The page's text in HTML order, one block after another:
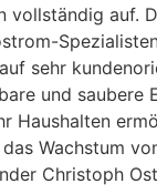
auf.
sehr
und
Haushalten
Wachstum
Christoph